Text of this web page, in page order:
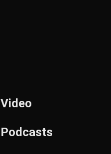
Video
Podcasts